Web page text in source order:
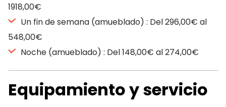
1918,00€
Un fin de semana (amueblado) : Del 296,00€ al
548,00€
Noche (amueblado) : Del 148,00€ al 274,00€
Equipamiento y servicio